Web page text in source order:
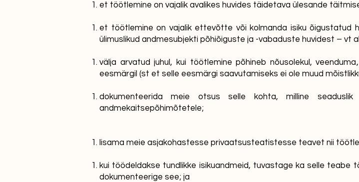
et töötlemine on vajalik avalikes huvides täidetava ülesande
et töötlemine on vajalik ettevõtte või kolmanda isiku õigustatud
ülimuslikud andmesubjekti põhiõiguste ja -vabaduste huvidest – vt
välja arvatud juhul, kui töötlemine põhineb nõusolekul,
eesmärgil (st et selle eesmärgi saavutamiseks ei ole muud
dokumenteerida meie otsus selle kohta, milline
andmekaitsepõhimõtetele;
lisama meie asjakohastesse privaatsusteatistesse teavet nii
kui töödeldakse tundlikke isikuandmeid, tuvastage ka selle teabe
dokumenteerige see; ja